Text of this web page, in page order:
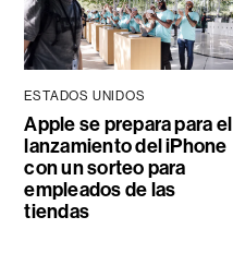
ESTADOS UNIDOS
Apple se prepara para el
lanzamiento del iPhone
con un sorteo para
empleados de las
tiendas